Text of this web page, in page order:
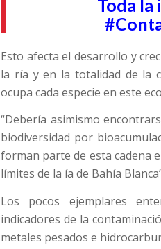
Toda
Esto afecta el desarrollo y
la ría y en la totalidad de la
ocupa cada especie en este
“Debería asimismo
biodiversidad por
forman parte de esta cadena
límites de la ía de Bahía
Los pocos ejemplares
indicadores de la
metales pesados e